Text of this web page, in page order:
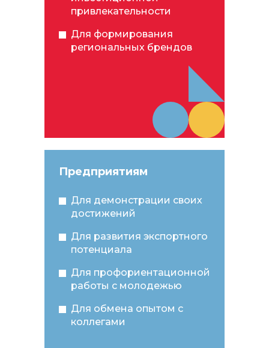
Предприятиям
привлекательности
Для формирования
региональных брендов
Для демонстрации своих
достижений
Для развития экспортного
потенциала
Для профориентационной
работы с молодежью
Для обмена опытом с
коллегами